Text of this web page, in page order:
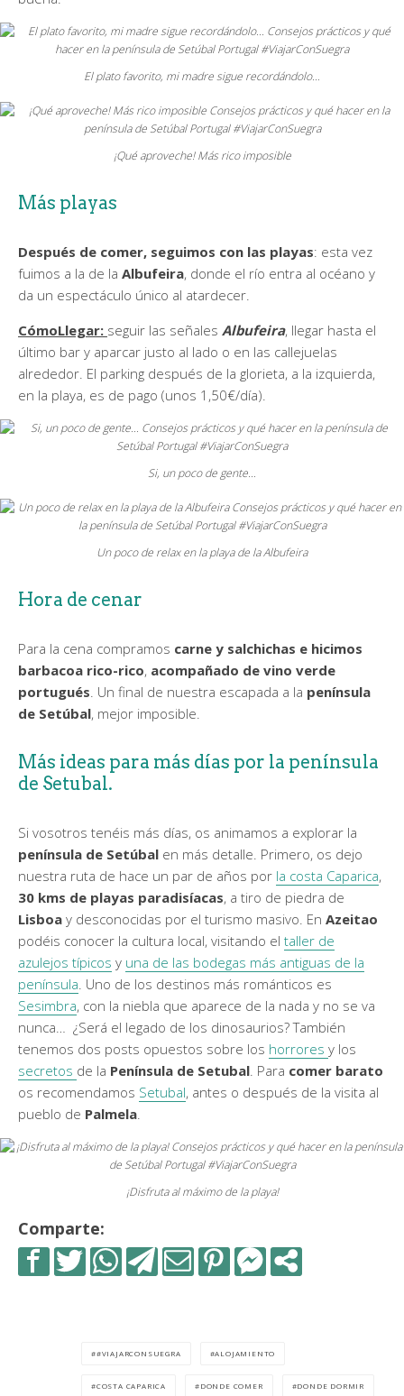
El plato favorito, mi madre sigue recordándolo…
¡Qué aproveche! Más rico imposible
Más playas
Después de comer, seguimos con las playas: esta vez
fuimos a la de la Albufeira, donde el río entra al océano y
da un espectáculo único al atardecer.
CómoLlegar: seguir las señales Albufeira, llegar hasta el
último bar y aparcar justo al lado o en las callejuelas
alrededor. El parking después de la glorieta, a la izquierda,
en la playa, es de pago (unos 1,50€/día).
Si, un poco de gente…
Un poco de relax en la playa de la Albufeira
Hora de cenar
Para la cena compramos carne y salchichas e hicimos
barbacoa rico-rico, acompañado de vino verde
portugués . Un final de nuestra escapada a la península
de Setúbal, mejor imposible.
Más ideas para más días por la península
de Setubal.
Si vosotros tenéis más días, os animamos a explorar la
península de Setúbal en más detalle. Primero, os dejo
nuestra ruta de hace un par de años por la costa Caparica,
30 kms de playas paradisíacas, a tiro de piedra de
Lisboa y desconocidas por el turismo masivo. En Azeitao
podéis conocer la cultura local, visitando el taller de
azulejos típicos y una de las bodegas más antiguas de la
península . Uno de los destinos más románticos es
Sesimbra, con la niebla que aparece de la nada y no se va
nunca… ¿Será el legado de los dinosaurios? También
tenemos dos posts opuestos sobre los horrores y los
secretos de la Península de Setubal . Para comer barato
os recomendamos Setubal, antes o después de la visita al
pueblo de Palmela
¡Disfruta al máximo de la playa!
Comparte:
#VIAJARCONSUEGRA ALOJAMIENTO
COSTA CAPARICA DONDE COMER DONDE DORMIR